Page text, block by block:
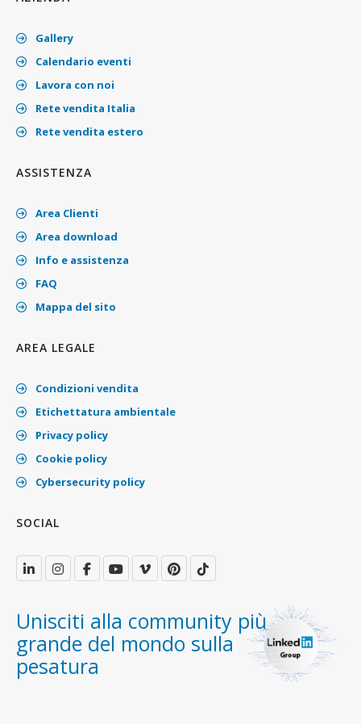
Gallery
Calendario eventi
Lavora con noi
Rete vendita Italia
Rete vendita estero
ASSISTENZA
Area Clienti
Area download
Info e assistenza
FAQ
Mappa del sito
AREA LEGALE
Condizioni vendita
Etichettatura ambientale
Privacy policy
Cookie policy
Cybersecurity policy
SOCIAL
Unisciti alla community più
grande del mondo sulla
pesatura